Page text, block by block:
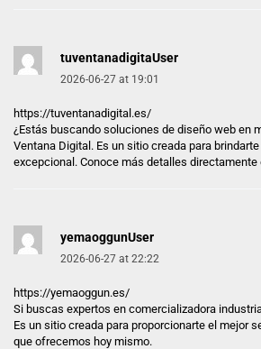
tuventanadigitaUser
2026-06-27 at 19:01
https://tuventanadigital.es/
¿Estás buscando soluciones de diseño web en
Ventana Digital. Es un sitio creada para
excepcional. Conoce más detalles directamente
yemaoggunUser
2026-06-27 at 22:22
https://yemaoggun.es/
Si buscas expertos en comercializadora
Es un sitio creada para proporcionarte el mejor
que ofrecemos hoy mismo.